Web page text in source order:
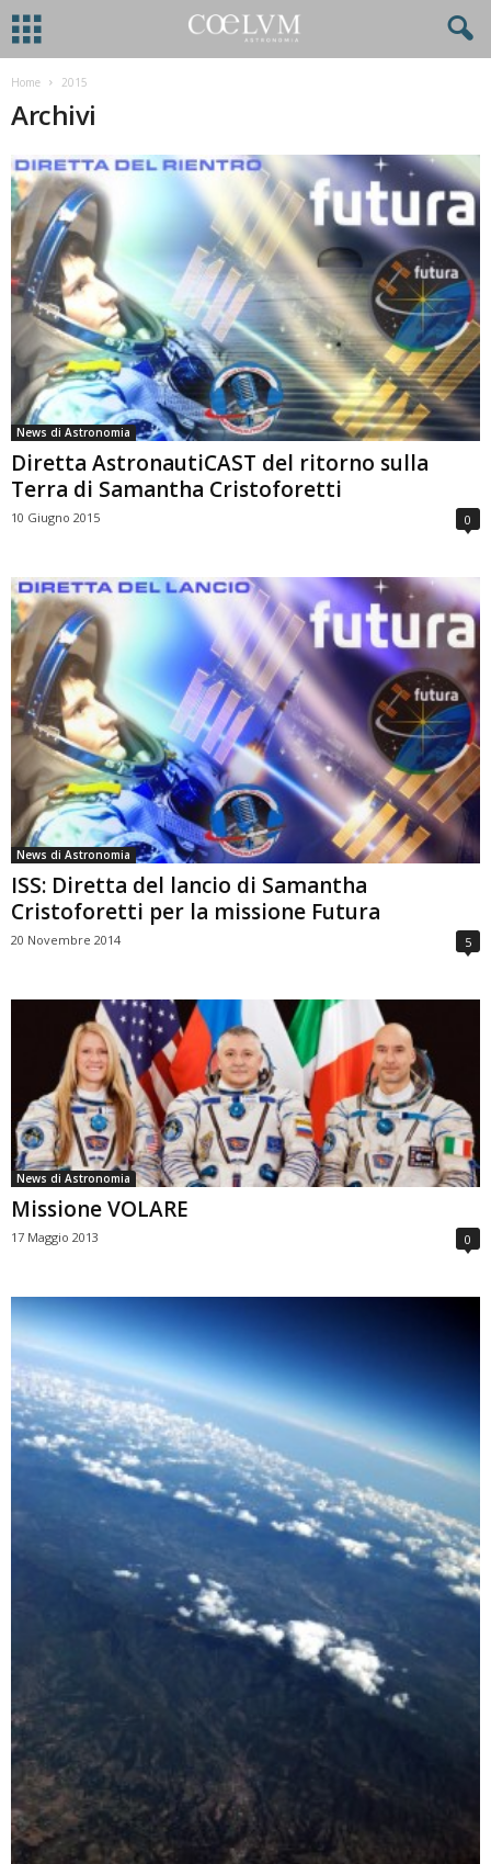
Home 2015
Archivi
News di Astronomia
Diretta AstronautiCAST del ritorno sulla
Terra di Samantha Cristoforetti
10 Giugno 2015 0
News di Astronomia
ISS: Diretta del lancio di Samantha
Cristoforetti per la missione Futura
20 Novembre 2014 5
News di Astronomia
Missione VOLARE
17 Maggio 2013 0